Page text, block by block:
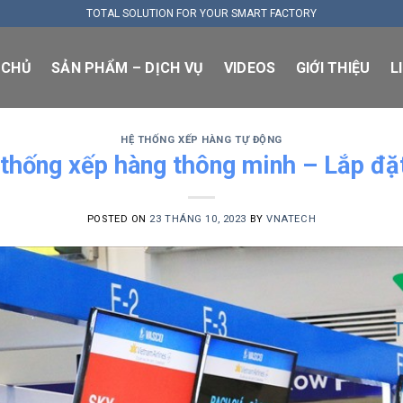
TOTAL SOLUTION FOR YOUR SMART FACTORY
SẢN PHẨM – DỊCH VỤ VIDEOS GIỚI THIỆU
HỆ THỐNG XẾP HÀNG TỰ ĐỘNG
xếp hàng thông minh – Lắp
POSTED ON 23 THÁNG 10, 2023 BYVNATECH